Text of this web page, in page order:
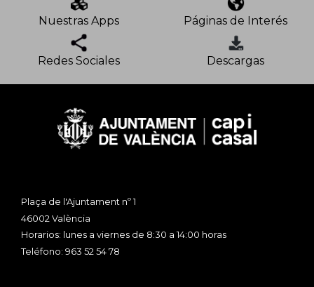
Nuestras Apps Páginas de Interés
Redes Sociales Descargas
Plaça de l'Ajuntament nº 1
46002 València
Horarios: lunes a viernes de 8:30 a 14:00 horas
Teléfono: 963 52 54 78